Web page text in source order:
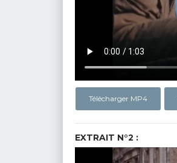
Télécharger MP4
EXTRAIT N°2 :